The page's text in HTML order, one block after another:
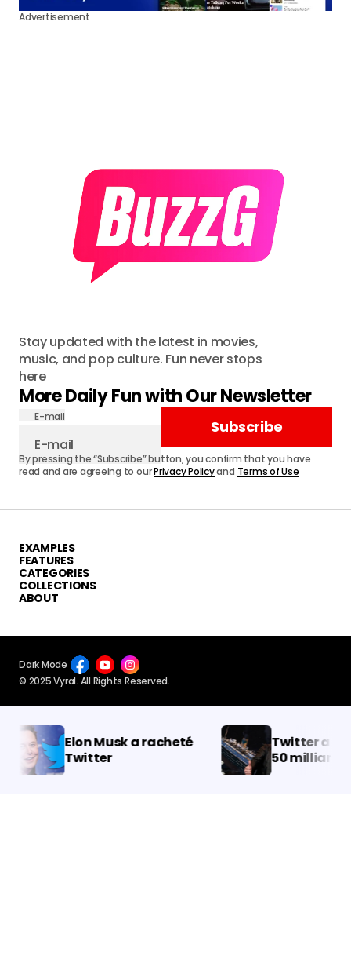
Advertisement
Stay updated with the latest in movies,
music, and pop culture. Fun never stops
here
More Daily Fun with Our Newsletter
E-mail
Subscribe
By pressing the “Subscribe” button, you confirm that you have
read and are agreeing to ourPrivacy Policyand Terms of Use
EXAMPLES
FEATURES
CATEGORIES
COLLECTIONS
ABOUT
© 2025 Vyral. All Rights Reserved.
Dark Mode
Elon Musk a racheté
Twitter￼
Twitter a
50 milliards
en 2 mois